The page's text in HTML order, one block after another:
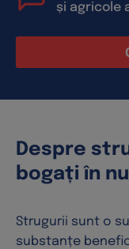
și agricole
Despre
bogați în
Strugurii sunt o
substanțe